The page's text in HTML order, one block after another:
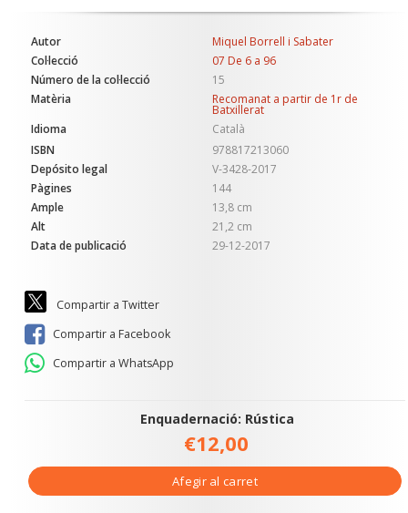
Autor
Miquel Borrell i Sabater
Col·lecció
07 De 6 a 96
Número de la col·lecció
15
Matèria
Recomanat a partir de 1r de
Batxillerat
Idioma
Català
ISBN
978817213060
Depósito legal
V-3428-2017
Pàgines
144
Ample
13,8 cm
Alt
21,2 cm
Data de publicació
29-12-2017
Compartir a Twitter
Compartir a Facebook
Compartir a WhatsApp
Enquadernació: Rústica
€12,00
Afegir al carret